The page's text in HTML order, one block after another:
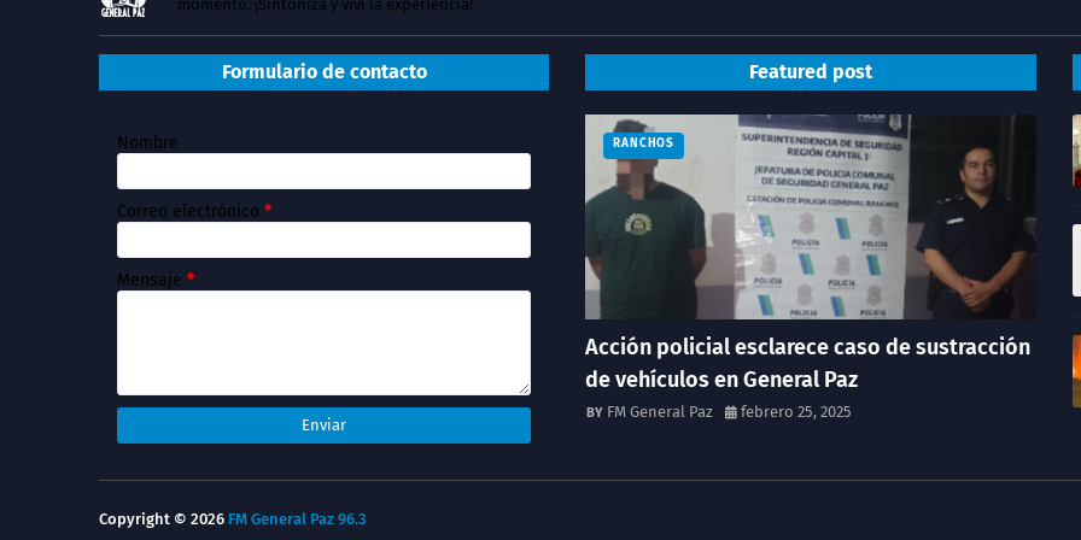
momento. ¡Sintoniza y vivi la experiencia!
Formulario de contacto
Nombre
Correo electrónico *
Mensaje *
Featured post
RANCHOS
Acción policial esclarece caso de sustracción
de vehículos en General Paz
FM General Paz febrero 25, 2025
Copyright © 2026 FM General Paz 96.3